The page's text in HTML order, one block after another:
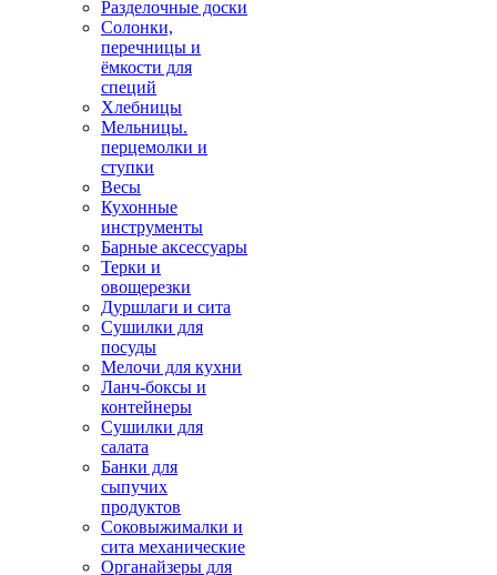
Разделочные доски
Солонки,
перечницы и
ёмкости для
специй
Хлебницы
Мельницы.
перцемолки и
ступки
Весы
Кухонные
инструменты
Барные аксессуары
Терки и
овощерезки
Дуршлаги и сита
Сушилки для
посуды
Мелочи для кухни
Ланч-боксы и
контейнеры
Сушилки для
салата
Банки для
сыпучих
продуктов
Соковыжималки и
сита механические
Органайзеры для